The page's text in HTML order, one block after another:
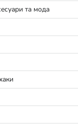
та мода